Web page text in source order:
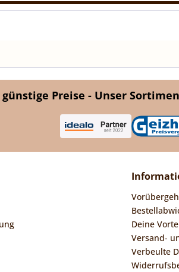
Preise - Unser
Deine
Versand-
Verbeulte